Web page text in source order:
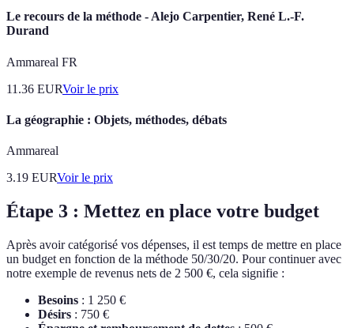
Le recours de la méthode - Alejo Carpentier, René L.-F.
Durand
Ammareal FR
11.36 EURVoir le prix
La géographie : Objets, méthodes, débats
Ammareal
3.19 EURVoir le prix
Étape 3 : Mettez en place votre budget
Après avoir catégorisé vos dépenses, il est temps de mettre en place
un budget en fonction de la méthode 50/30/20. Pour continuer avec
notre exemple de revenus nets de 2 500 €, cela signifie :
Besoins : 1 250 €
Désirs : 750 €